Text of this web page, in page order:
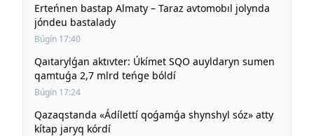
Erteńnen bastap Almaty – Taraz avtomobıl jolynda
jóndeu bastalady
Búgín 17:40
Qaıtarylǵan aktıvter: Úkímet SQO auyldaryn sumen
qamtuǵa 2,7 mlrd teńge bóldí
Búgín 17:24
Qazaqstanda «Ádílettí qoǵamǵa shynshyl sóz» atty
kítap jaryq kórdí